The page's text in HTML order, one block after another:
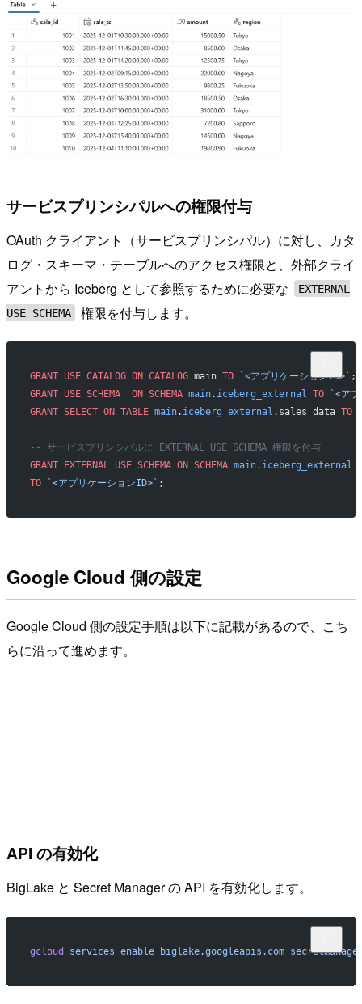
サービスプリンシパルへの権限付与
OAuth クライアント（サービスプリンシパル）に対し、カタ
ログ・スキーマ・テーブルへのアクセス権限と、外部クライ
アントから Iceberg として参照するために必要な
EXTERNAL
USE SCHEMA
権限を付与します。
GRANT USE CATALOG ON CATALOG main TO `<アプリケーションID>` ;
GRANT USE SCHEMA
  ON
SCHEMA main. iceberg_external TO `<アプ
GRANT SELECT ON TABLE main. iceberg_external .sales_data TO
-- サービスプリンシパルに EXTERNAL USE SCHEMA 権限を付与
GRANT EXTERNAL USE SCHEMA ON SCHEMA main. iceberg_external
TO `<アプリケーションID>` ;
Google Cloud 側の設定
Google Cloud 側の設定手順は以下に記載があるので、こち
らに沿って進めます。
API の有効化
BigLake と Secret Manager の API を有効化します。
gcloud services enable biglake.googleapis.com